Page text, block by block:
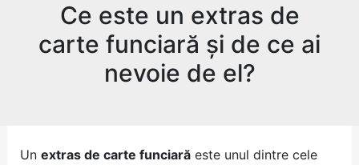
Ce este un extras de
carte funciară și de ce ai
nevoie de el?
Un extras de carte funciarăeste unul dintre cele